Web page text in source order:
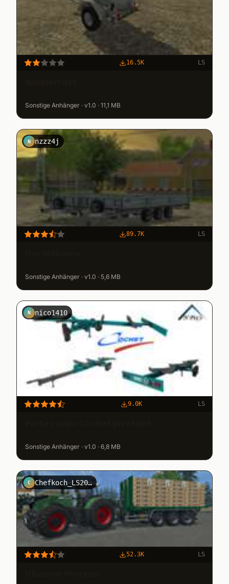
16.5K LS
Sonstige Anhänger · v1.0 · 11,1 MB
N nzzz4j
89.7K LS
Sonstige Anhänger · v1.0 · 5,6 MB
N nico1410
9.0K LS
Sonstige Anhänger · v1.0 · 6,8 MB
C Chefkoch_LS2011
52.3K LS